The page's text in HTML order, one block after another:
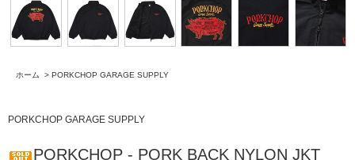
ホーム > PORKCHOP GARAGE SUPPLY
PORKCHOP GARAGE SUPPLY
PORKCHOP - PORK BACK NYLON JKT